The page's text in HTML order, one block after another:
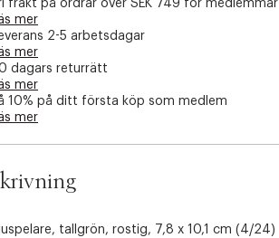
frakt på ordrar över SEK 749 för medlemmar
mer
2-5 arbetsdagar
mer
dagars returrätt
mer
10% på ditt första köp som medlem
mer
tallgrön, rostig, 7,8 x 10,1 cm (4/24)